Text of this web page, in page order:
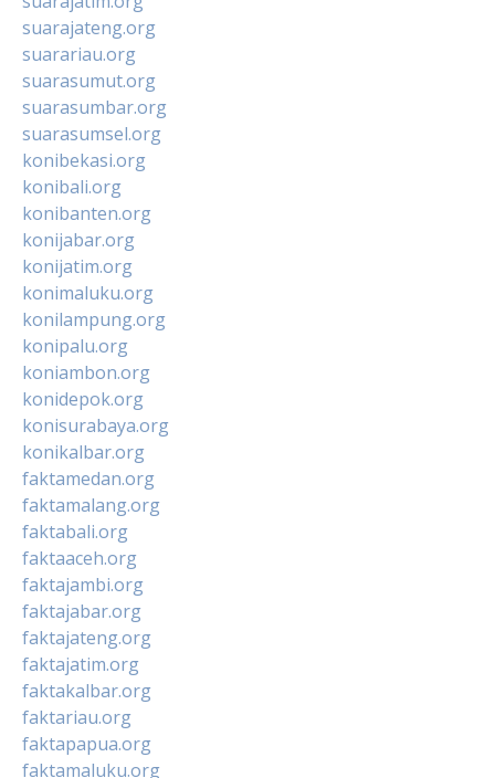
suarajateng.org
suarariau.org
suarasumut.org
suarasumbar.org
suarasumsel.org
konibekasi.org
konibali.org
konibanten.org
konijabar.org
konijatim.org
konimaluku.org
konilampung.org
konipalu.org
koniambon.org
konidepok.org
konisurabaya.org
konikalbar.org
faktamedan.org
faktamalang.org
faktabali.org
faktaaceh.org
faktajambi.org
faktajabar.org
faktajateng.org
faktajatim.org
faktakalbar.org
faktariau.org
faktapapua.org
faktamaluku.org